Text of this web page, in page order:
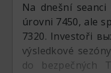
Na dnešní
úrovni 7450, ale
7320. Investoři
výsledkové
do bezpečných